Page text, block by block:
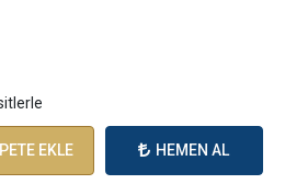
EKLE HEMEN AL